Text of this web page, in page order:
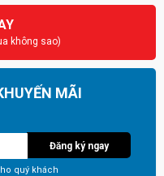
không sao)
MÃI
Đăng ký ngay
quý khách